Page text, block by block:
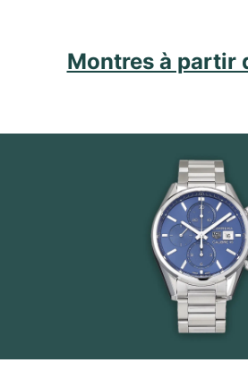
Montres à partir